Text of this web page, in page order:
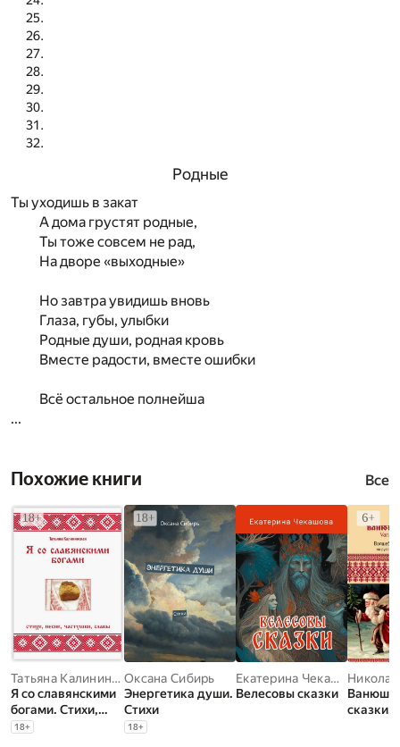
Родные
Ты уходишь в закат
А дома грустят родные,
Ты тоже совсем не рад,
На дворе «выходные»
Но завтра увидишь вновь
Глаза, губы, улыбки
Родные души, родная кровь
Вместе радости, вместе ошибки
Всё остальное полнейша
...
Похожие книги Все
Татьяна Калининская
Я со славянскими
богами. Стихи,
песни, частушки,
18+
Оксана Сибирь
Энергетика души.
Стихи
18+
Екатерина Чекашова
Велесовы сказки
сказки.